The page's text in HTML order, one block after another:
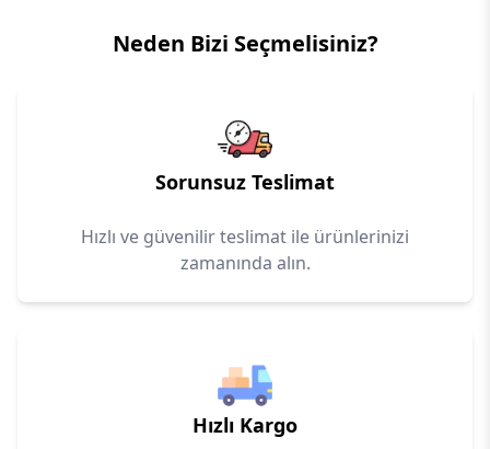
Neden Bizi Seçmelisiniz?
Sorunsuz Teslimat
Hızlı ve güvenilir teslimat ile ürünlerinizi
zamanında alın.
Hızlı Kargo